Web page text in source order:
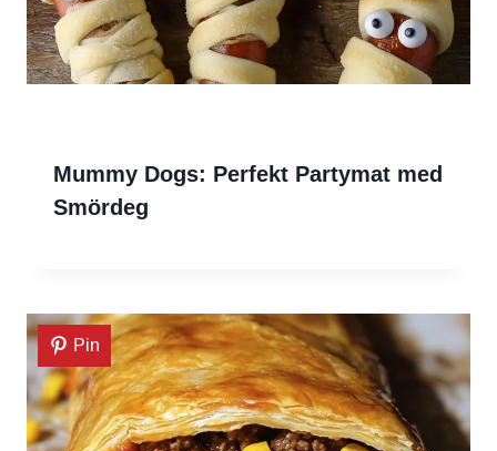
Mummy Dogs: Perfekt Partymat med
Smördeg
Pin